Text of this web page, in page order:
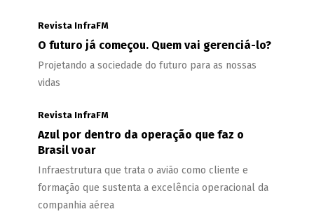
Revista InfraFM
O futuro já começou. Quem vai gerenciá-lo?
Projetando a sociedade do futuro para as nossas
vidas
Revista InfraFM
Azul por dentro da operação que faz o
Brasil voar
Infraestrutura que trata o avião como cliente e
formação que sustenta a excelência operacional da
companhia aérea